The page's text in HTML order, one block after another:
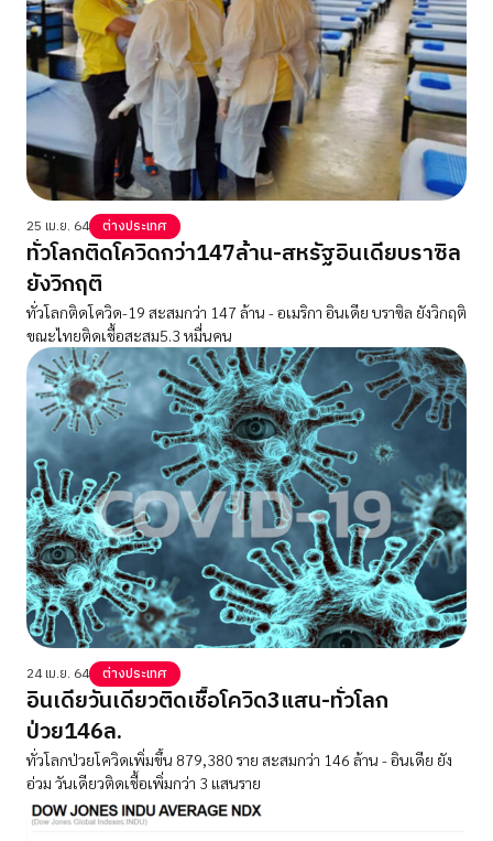
25 เม.ย. 64 ต่างประเทศ
ทั่วโลกติดโควิดกว่า147ล้าน-สหรัฐอินเดียบราซิล
ยังวิกฤติ
ทั่วโลกติดโควิด-19 สะสมกว่า 147 ล้าน - อเมริกา อินเดีย บราซิล ยังวิกฤติ
ขณะไทยติดเชื้อสะสม5.3 หมื่นคน
24 เม.ย. 64 ต่างประเทศ
อินเดียวันเดียวติดเชื้อโควิด3แสน-ทั่วโลก
ป่วย146ล.
ทั่วโลกป่วยโควิดเพิ่มขึ้น 879,380 ราย สะสมกว่า 146 ล้าน - อินเดีย ยัง
อ่วม วันเดียวติดเชื้อเพิ่มกว่า 3 แสนราย